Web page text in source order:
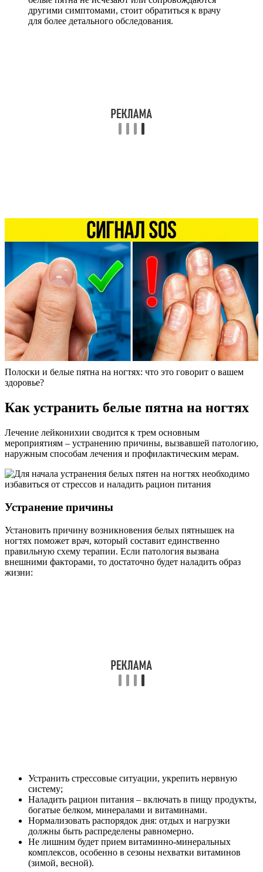
другими симптомами, стоит обратиться к врачу
для более детального обследования.
Полоски и белые пятна на ногтях: что это говорит о вашем
здоровье?
Как устранить белые пятна на ногтях
Лечение лейконихии сводится к трем основным
мероприятиям – устранению причины, вызвавшей патологию,
наружным способам лечения и профилактическим мерам.
Устранение причины
Установить причину возникновения белых пятнышек на
ногтях поможет врач, который составит единственно
правильную схему терапии. Если патология вызвана
внешними факторами, то достаточно будет наладить образ
жизни:
Устранить стрессовые ситуации, укрепить нервную
систему;
Наладить рацион питания – включать в пищу продукты,
богатые белком, минералами и витаминами.
Нормализовать распорядок дня: отдых и нагрузки
должны быть распределены равномерно.
Не лишним будет прием витаминно-минеральных
комплексов, особенно в сезоны нехватки витаминов
(зимой, весной).